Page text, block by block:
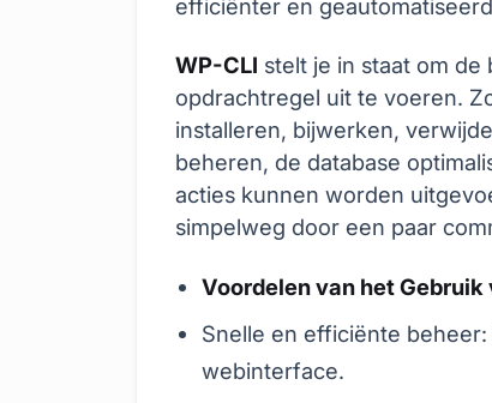
efficiënter en
WP-CLI stelt je in staat om de
opdrachtregel uit te voeren.
installeren, bijwerken,
beheren, de database
acties kunnen worden
simpelweg door een paar
Voordelen van het Gebruik
Snelle en efficiënte
webinterface.